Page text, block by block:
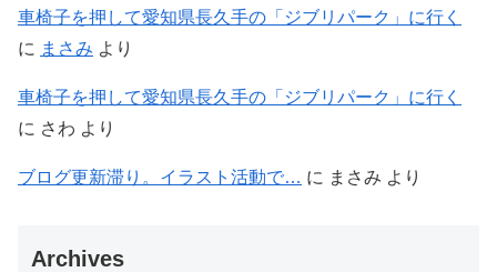
車椅子を押して愛知県長久手の「ジブリパーク」に行く
に まさみ より
車椅子を押して愛知県長久手の「ジブリパーク」に行く
に さわ より
ブログ更新滞り。イラスト活動で… に まさみ より
Archives